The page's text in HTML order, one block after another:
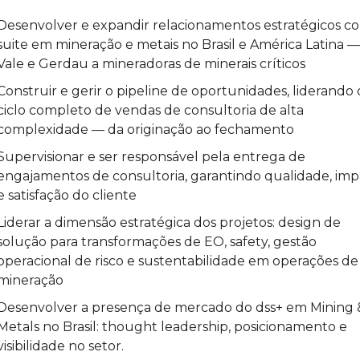
e expandir relacionamentos estratégicos
em mineração e metais no Brasil e América Latina
e Gerdau a mineradoras de minerais críticos
e gerir o pipeline de oportunidades, liderando
completo de vendas de consultoria de alta
— da originação ao fechamento
e ser responsável pela entrega de
de consultoria, garantindo qualidade,
satisfação do cliente
a dimensão estratégica dos projetos: design de
para transformações de EO, safety, gestão
de risco e sustentabilidade em operações de
a presença de mercado do dss+ em Mining
no Brasil: thought leadership, posicionamento e
no setor.